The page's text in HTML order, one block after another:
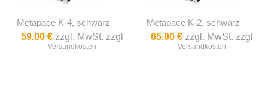
Metapace K-4, schwarz
59.00 €zzgl. MwSt. zzgl
Versandkosten
Metapace K-2, schwarz
65.00 € zzgl. MwSt. zzgl
Versandkosten